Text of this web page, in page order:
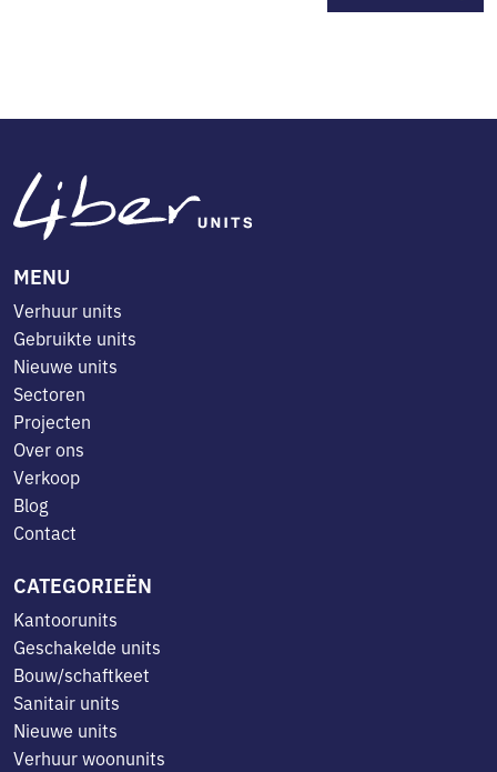
MENU
Verhuur units
Gebruikte units
Nieuwe units
Sectoren
Projecten
Over ons
Verkoop
Blog
Contact
CATEGORIEËN
Kantoorunits
Geschakelde units
Bouw/schaftkeet
Sanitair units
Nieuwe units
Verhuur woonunits